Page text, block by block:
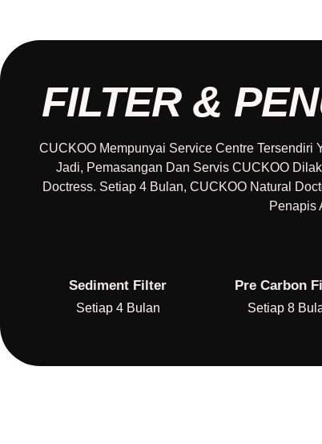
FILTER &
CUCKOO Mempunyai Service Centre Tersendiri
Jadi, Pemasangan Dan Servis CUCKOO
Doctress. Setiap 4 Bulan, CUCKOO Natural
Penapis
Sediment Filter
Setiap 4 Bulan
Pre Carbon
Setiap 8